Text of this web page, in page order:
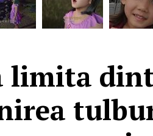
limita